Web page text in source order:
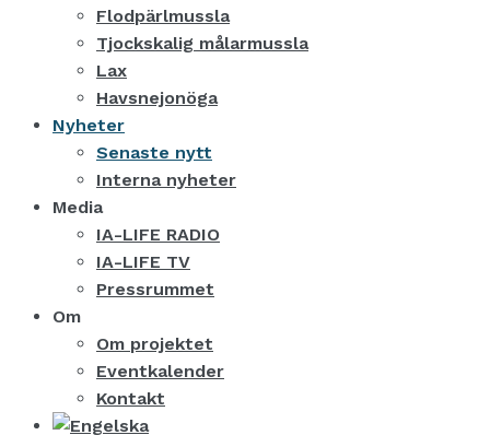
Flodpärlmussla
Tjockskalig målarmussla
Lax
Havsnejonöga
Nyheter
Senaste nytt
Interna nyheter
Media
IA-LIFE RADIO
IA-LIFE TV
Pressrummet
Om
Om projektet
Eventkalender
Kontakt